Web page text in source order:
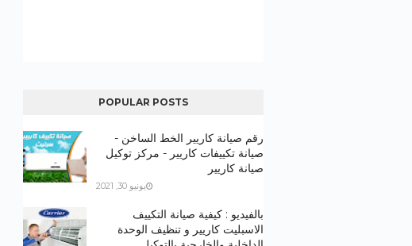
POPULAR POSTS
رقم صيانة كاريير الخط الساخن -
صيانة تكييفات كاريير - مركز توكيل
صيانة كاريير
يونيو 30, 2021
بالفيديو : كيفية صيانة التكييف
الاسبليت كاريير و تنظيف الوحدة